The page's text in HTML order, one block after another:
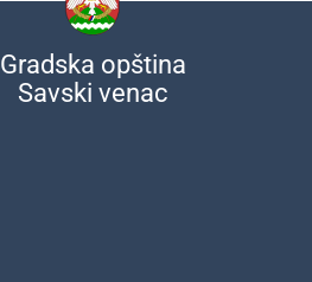
Gradska opština
Savski venac